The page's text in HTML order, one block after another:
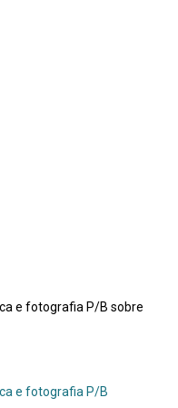
e fotografia P/B sobre
e fotografia P/B